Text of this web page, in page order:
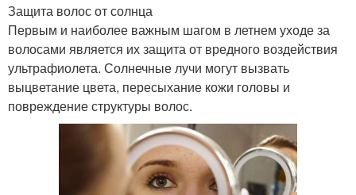
Защита волос от солнца
Первым и наиболее важным шагом в летнем уходе за
волосами является их защита от вредного воздействия
ультрафиолета. Солнечные лучи могут вызвать
выцветание цвета, пересыхание кожи головы и
повреждение структуры волос.